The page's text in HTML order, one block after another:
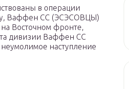
в операции
Ваффен СС (ЭСЭСОВЦЫ)
Восточном фронте,
дивизии Ваффен СС
наступление